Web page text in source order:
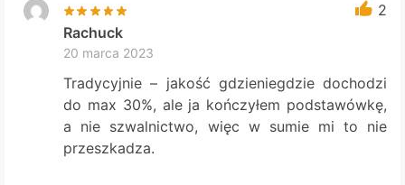
2
Rachuck
20 marca 2023
Tradycyjnie – jakość gdzieniegdzie dochodzi
do max 30%, ale ja kończyłem podstawówkę,
a nie szwalnictwo, więc w sumie mi to nie
przeszkadza.